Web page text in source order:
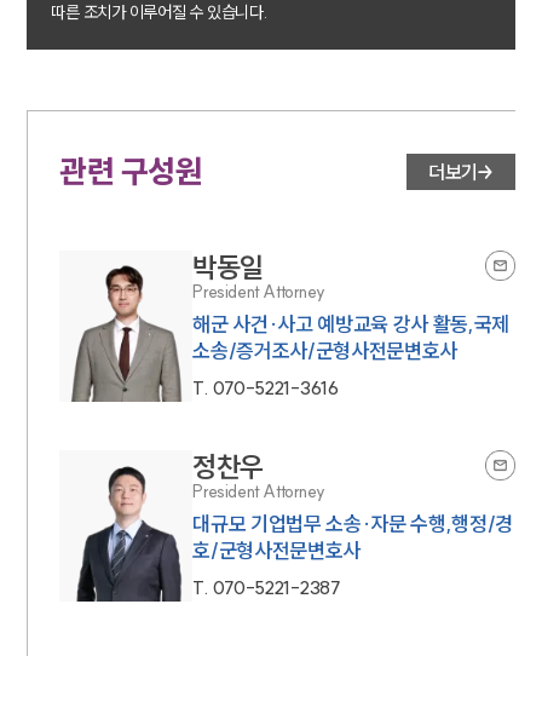
업무사례
업무분야
국방군사그룹 업무
전체
구성원 소개
군전문변호사
소식/자료
언론보도
따른 조치가 이루어질 수 있습니다.
관련 구성원 더보기
박동일
President Attorney
해군 사건·사고 예방교육 강사 활동,국제
소송/증거조사/군형사전문변호사
T. 070-5221-3616
정찬우
President Attorney
대규모 기업법무 소송·자문 수행,행정/경
호/군형사전문변호사
T. 070-5221-2387